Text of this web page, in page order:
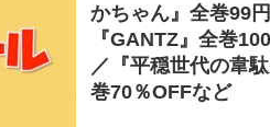
かちゃん』全巻99
『GANTZ』全巻
／『平穏世代の韋
巻70％OFFなど